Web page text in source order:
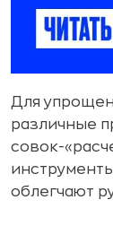
Для
различные
совок-
облегчают